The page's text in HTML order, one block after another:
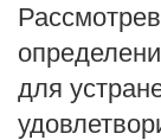
для